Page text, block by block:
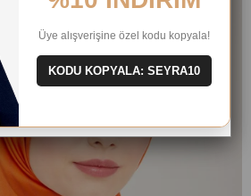
Üye alışverişine özel kodu kopyala!
KODU KOPYALA: SEYRA10